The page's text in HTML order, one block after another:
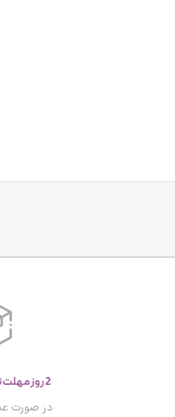
2 روز مهلت تست و بازگشت کالا
در صورت